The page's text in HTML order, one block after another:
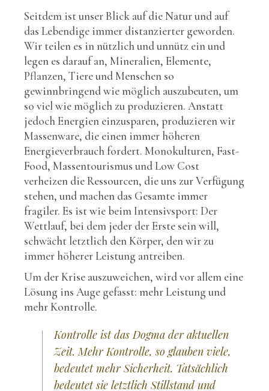
Seitdem ist unser Blick auf die Natur und auf
das Lebendige immer distanzierter geworden.
Wir teilen es in nützlich und unnütz ein und
legen es darauf an, Mineralien, Elemente,
Pflanzen, Tiere und Menschen so
gewinnbringend wie möglich auszubeuten, um
so viel wie möglich zu produzieren. Anstatt
jedoch Energien einzusparen, produzieren wir
Massenware, die einen immer höheren
Energieverbrauch fordert. Monokulturen, Fast-
Food, Massentourismus und Low Cost
verheizen die Ressourcen, die uns zur Verfügung
stehen, und machen das Gesamte immer
fragiler. Es ist wie beim Intensivsport: Der
Wettlauf, bei dem jeder der Erste sein will,
schwächt letztlich den Körper, den wir zu
immer höherer Leistung antreiben.
Um der Krise auszuweichen, wird vor allem eine
Lösung ins Auge gefasst: mehr Leistung und
mehr Kontrolle.
Kontrolle ist das Dogma der aktuellen
Zeit. Mehr Kontrolle, so glauben viele,
bedeutet mehr Sicherheit. Tatsächlich
bedeutet sie letztlich Stillstand und